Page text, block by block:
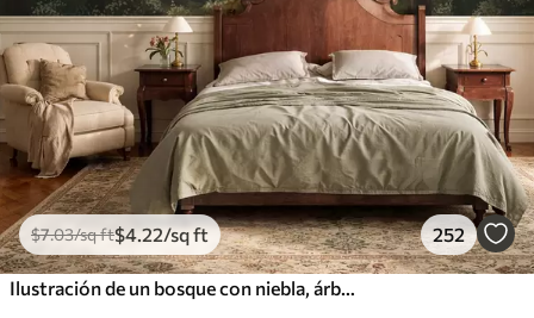
$7.03/sq ft$4.22/sq ft 252